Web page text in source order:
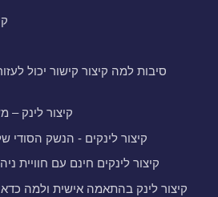
קיצור לינק –
קיצור לינקים - הנשק הסודי
קיצור לינקים חינם עם חוויית
קיצור לינק בהתאמה אישית ולמה